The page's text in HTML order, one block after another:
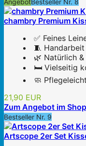
AngebotBestseller Nr. 8
chambry Premium
✅ Feines
🧵
🌿 Natürlich
🛏️ Vielseitig
🧼
21,90 EUR
Zum Angebot im
Bestseller Nr. 9
Artscope 2er Set